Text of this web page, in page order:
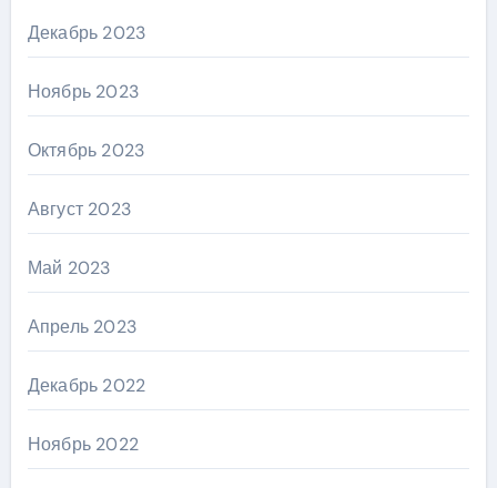
Декабрь 2023
Ноябрь 2023
Октябрь 2023
Август 2023
Май 2023
Апрель 2023
Декабрь 2022
Ноябрь 2022